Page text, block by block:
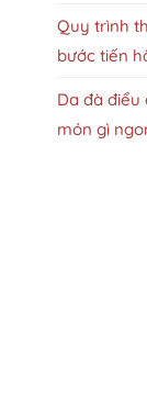
Quy trình
bước tiến
Da đà điểu
món gì